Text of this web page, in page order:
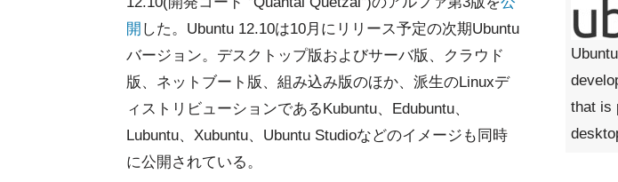
that is
開 した。Ubuntu 12.10は10月にリリース予定の次期Ubuntu
バージョン。デスクトップ版およびサーバ版、クラウド
版、ネットブート版、組み込み版のほか、派生のLinuxデ
ィストリビューションであるKubuntu、Edubuntu、
Lubuntu、Xubuntu、Ubuntu Studioなどのイメージも同時
に公開されている。